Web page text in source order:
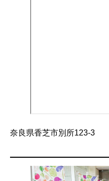
奈良県香芝市別所123-3